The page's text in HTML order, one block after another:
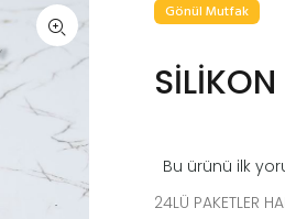
Gönül Mutfak
Bu ürünü ilk
24LÜ PAKETLER